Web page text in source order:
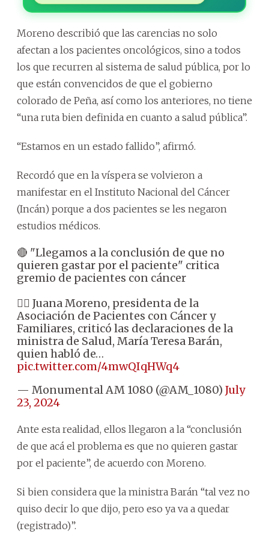
Moreno describió que las carencias no solo
afectan a los pacientes oncológicos, sino a todos
los que recurren al sistema de salud pública, por lo
que están convencidos de que el gobierno
colorado de Peña, así como los anteriores, no tiene
“una ruta bien definida en cuanto a salud pública”.
“Estamos en un estado fallido”, afirmó.
Recordó que en la víspera se volvieron a
manifestar en el Instituto Nacional del Cáncer
(Incán) porque a dos pacientes se les negaron
estudios médicos.
🔴 "Llegamos a la conclusión de que no
quieren gastar por el paciente" critica
gremio de pacientes con cáncer
👉🏼 Juana Moreno, presidenta de la
Asociación de Pacientes con Cáncer y
Familiares, criticó las declaraciones de la
ministra de Salud, María Teresa Barán,
quien habló de…
pic.twitter.com/4mwQIqHWq4
— Monumental AM 1080 (@AM_1080) July
23, 2024
Ante esta realidad, ellos llegaron a la “conclusión
de que acá el problema es que no quieren gastar
por el paciente”, de acuerdo con Moreno.
Si bien considera que la ministra Barán “tal vez no
quiso decir lo que dijo, pero eso ya va a quedar
(registrado)”.